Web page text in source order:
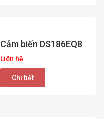
Cảm biến DS186EQ8
Liên hệ
Chi tiết